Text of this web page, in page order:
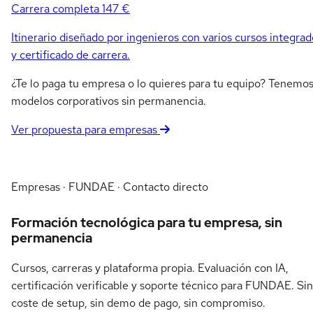
Carrera completa147 €
Itinerario diseñado por ingenieros con varios cursos
y certificado de carrera.
¿Te lo paga tu empresa o lo quieres para tu equipo? Tenemos
modelos corporativos sin permanencia.
Ver propuesta para empresas
Empresas · FUNDAE · Contacto directo
Formación tecnológica para tu empresa, sin
permanencia
Cursos, carreras y plataforma propia. Evaluación con IA,
certificación verificable y soporte técnico para FUNDAE. Sin
coste de setup, sin demo de pago, sin compromiso.